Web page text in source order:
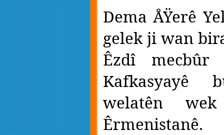
Dema ÅŸerê
gelek ji wan
Êzdî mecbûr
Kafkasyayê
welatên
Êrmenistanê.